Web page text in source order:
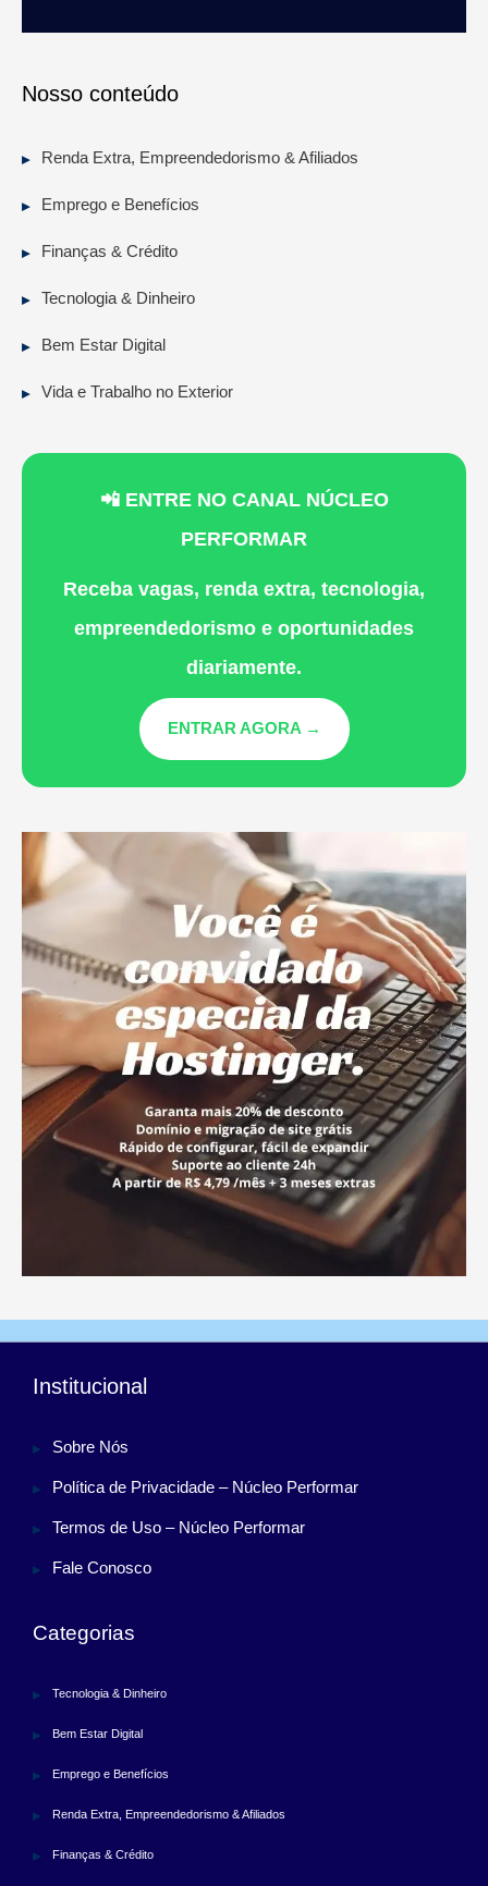
Nosso conteúdo
Renda Extra, Empreendedorismo & Afiliados
Emprego e Benefícios
Finanças & Crédito
Tecnologia & Dinheiro
Bem Estar Digital
Vida e Trabalho no Exterior
📲 ENTRE NO CANAL NÚCLEO
PERFORMAR
Receba vagas, renda extra, tecnologia,
empreendedorismo e oportunidades
diariamente.
ENTRAR AGORA →
Institucional
Sobre Nós
Política de Privacidade – Núcleo Performar
Termos de Uso – Núcleo Performar
Fale Conosco
Categorias
Tecnologia & Dinheiro
Bem Estar Digital
Emprego e Benefícios
Renda Extra, Empreendedorismo & Afiliados
Finanças & Crédito